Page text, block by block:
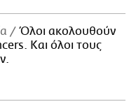
Όλοι ακολουθούν
Και όλοι τους